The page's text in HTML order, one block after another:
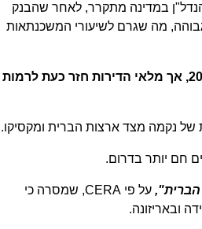
נכון לדצמבר.‏ אכן, ‏שוק הנדל"ן במדינה מתקרר, לאחר שהבנק
מה שגרם לשיעורי המשכנתאות
‏מדד מחירי הדירות של איגוד הנדל"ן עדיין גבוה ב-38% מאשר בסוף 2019, אך מלאי הדירות חזר כעת לרמות
של נקמה מצד ארצות הברית ומקסיקו.‏
חם יותר בדרום.‏
‏על פי CERA, שמסרה כי
ובאריזונה.‏